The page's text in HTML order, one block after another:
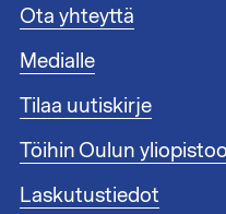
A
a
t
u
n
n
i
Ota yhteyttä
Medialle
Tilaa uutiskirje
Töihin Oulun
Laskutustiedot